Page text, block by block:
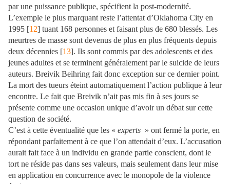
par une puissance publique, spécifient la post-modernité.
L’exemple le plus marquant reste l’attentat d’Oklahoma City en
1995 [12] tuant 168 personnes et faisant plus de 680 blessés. Les
meurtres de masse sont devenus de plus en plus fréquents depuis
deux décennies [13]. Ils sont commis par des adolescents et des
jeunes adultes et se terminent généralement par le suicide de leurs
auteurs. Breivik Beihring fait donc exception sur ce dernier point.
La mort des tueurs éteint automatiquement l’action publique à leur
encontre. Le fait que Breivik n’ait pas mis fin à ses jours se
présente comme une occasion unique d’avoir un débat sur cette
question de société.
C’est à cette éventualité que les « experts » ont fermé la porte, en
répondant parfaitement à ce que l’on attendait d’eux. L’accusation
aurait fait face à un individu en grande partie conscient, dont le
tort ne réside pas dans ses valeurs, mais seulement dans leur mise
en application en concurrence avec le monopole de la violence